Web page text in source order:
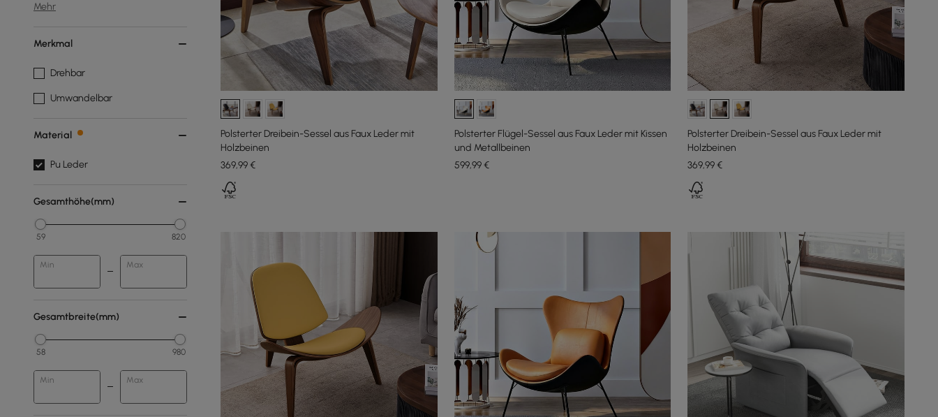
Mehr
Merkmal
Drehbar
Umwandelbar
Material
Pu Leder
Gesamthöhe(mm)
59 820
Min Max
Gesamtbreite(mm)
58 980
Min Max
Polsterter Dreibein-Sessel aus Faux Leder mit
Holzbeinen
369,99€
Polsterter Flügel-Sessel aus Faux Leder mit Kissen
und Metallbeinen
599,99€
Polsterter Dreibein-Sessel aus Faux Leder mit
Holzbeinen
369,99€